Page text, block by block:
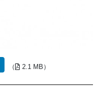
（ 2.1 MB）